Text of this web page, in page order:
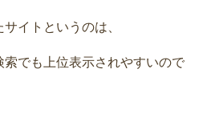
イトというのは、
でも上位表示されやすいので